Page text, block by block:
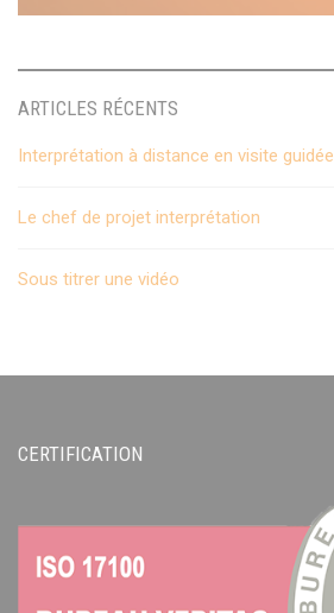
ARTICLES RÉCENTS
Interprétation à distance en visite guidée
Le chef de projet interprétation
Sous titrer une vidéo
CERTIFICATION